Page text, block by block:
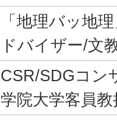
「地理バッ地
ドバイザー/文
CSR/SDGコン
学院大学客員教